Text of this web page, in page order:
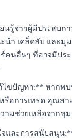
ยนรู้จากผู้มีประสบ
นำ เคล็ดลับ และมุ
ร์คนอื่นๆ ที่อาจมีปร
ไขปัญหา:** หากพ
หรือการเทรด คุณส
ามช่วยเหลือจากชุ
จและการสนับสนุน